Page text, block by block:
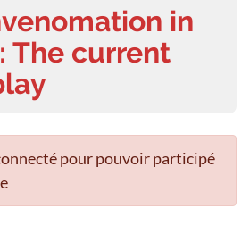
in
The current
pour pouvoir participé